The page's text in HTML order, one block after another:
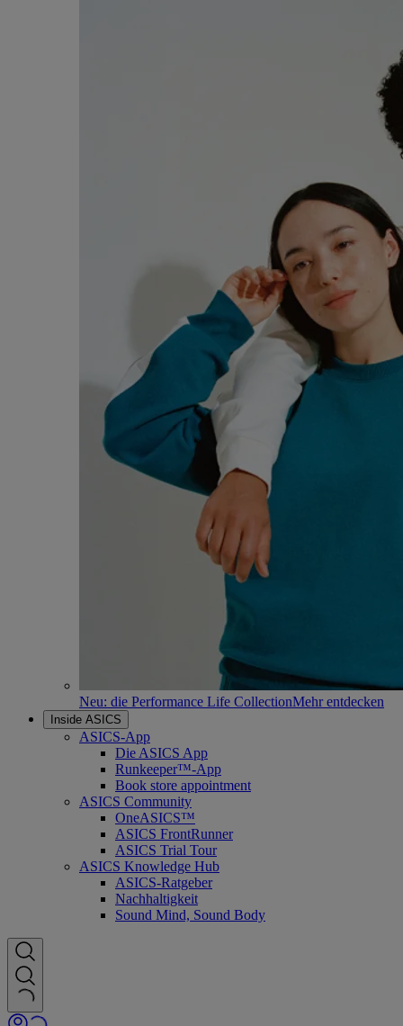
Neu: die Performance Life CollectionMehr entdecken
Inside ASICS
ASICS-App
Die ASICS App
Runkeeper™-App
Book store appointment
ASICS Community
OneASICS™
ASICS FrontRunner
ASICS Trial Tour
ASICS Knowledge Hub
ASICS-Ratgeber
Nachhaltigkeit
Sound Mind, Sound Body